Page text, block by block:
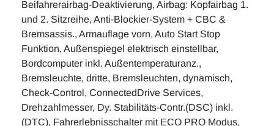
Beifahrerairbag-Deaktivierung, Airbag: Kopfairbag 1.
und 2. Sitzreihe, Anti-Blockier-System + CBC &
Bremsassis., Armauflage vorn, Auto Start Stop
Funktion, Außenspiegel elektrisch einstellbar,
Bordcomputer inkl. Außentemperaturanz.,
Bremsleuchte, dritte, Bremsleuchten, dynamisch,
Check-Control, ConnectedDrive Services,
Drehzahlmesser, Dy. Stabilitäts-Contr.(DSC) inkl.
(DTC), Fahrerlebnisschalter mit ECO PRO Modus,